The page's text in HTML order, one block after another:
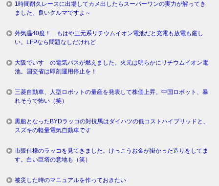
1時間耐久レースに出場してカメ出したらスーパーワンの実力が解ってき
ました。良いクルマですよ～
外気温40度！ もはや三元系リチウムイオン電池だと充電も放電も厳し
い。LFPなら問題なしだけれど
大阪でいすゞの電気バスが燃えました。火元は明らかにリチウムイオン電
池。国交省は即刻運用停止を！
三菱自動車、人型ロボットの量産を発表して株価上昇。中国ロボット、暴
れそうで怖い（笑）
黒船となったBYDラッコの対抗馬はダイハツの低コストハイブリッドと、
スズキの軽量電気自動車です
市販仕様のラッコを見てきました。けっこうお金が掛かった造りをしてま
す。白い巨塔の意地も（笑）
被災した時のマニュアルを作っておきたい